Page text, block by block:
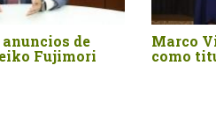
Articulan respuesta regional
ante el impacto de El Niño en